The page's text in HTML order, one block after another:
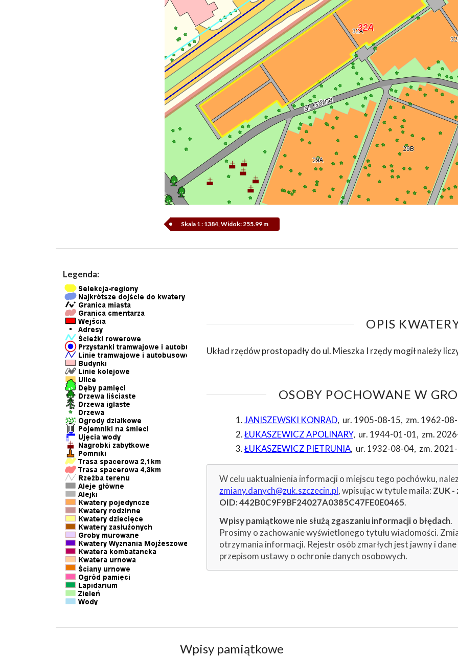
Skala 1 : 1384, Widok: 255.99 m
Legenda:
OPIS
Układ rzędów prostopadły do ul. Mieszka I rzędy mogił należy
OSOBY POCHOWANE W
JANISZEWSKI KONRAD, ur. 1905-08-15, zm. 1962-
ŁUKASZEWICZ APOLINARY, ur. 1944-01-01, zm.
ŁUKASZEWICZ PIETRUNIA, ur. 1932-08-04, zm.
W celu uaktualnienia informacji o miejscu tego pochówku,
zmiany.danych@zuk.szczecin.pl, wpisując w tytule maila: ZUK -
OID: 442B0C9F9BF24027A0385C47FE0E0465.
Wpisy pamiątkowe nie służą zgaszaniu informacji o błędach.
Prosimy o zachowanie wyświetlonego tytułu wiadomości.
otrzymania informacji. Rejestr osób zmarłych jest jawny i
przepisom ustawy o ochronie danych osobowych.
Wpisy pamiątkowe